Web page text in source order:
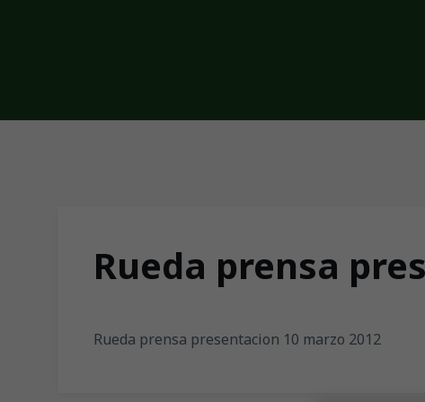
Skip to main content
Rueda prensa
Rueda prensa presentacion 10 marzo 2012